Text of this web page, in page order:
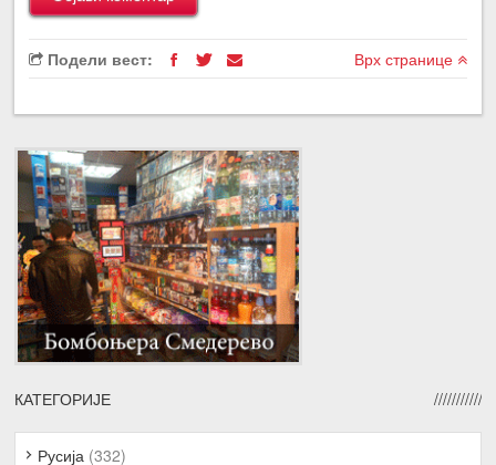
Подели вест: Врх странице
КАТЕГОРИЈЕ
Русија (332)